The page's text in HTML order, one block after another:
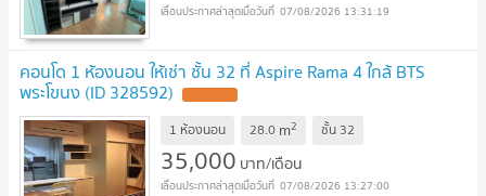
07/08/2026 13:31:19
คอนโด 1 ห้องนอน ให้เช่า ชั้น 32 ที่ Aspire Rama 4 ใกล้ BTS
พระโขนง (ID 328592)
1 ห้องนอน 28.0 m2 ชั้น 32
35,000 บาท/เดือน
07/08/2026 13:27:00